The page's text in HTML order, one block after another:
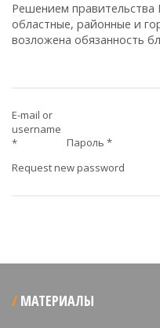
Решением правительства
областные, районные и
возложена обязанность
E-mail or
username
*
Пароль *
Request new password
МАТЕРИАЛЫ